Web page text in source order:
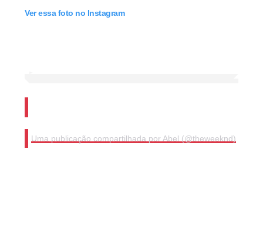
Ver essa foto no Instagram
Uma publicação compartilhada por Abel (@theweeknd)